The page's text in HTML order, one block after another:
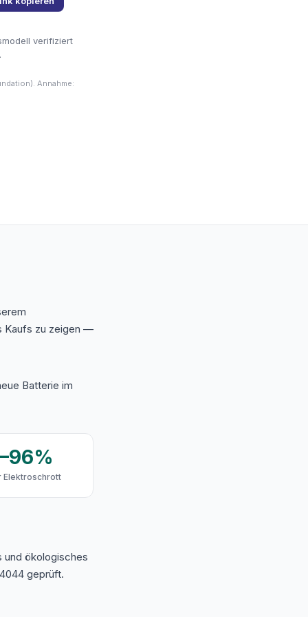
verifiziert
.
Annahme:
Kaufs zu zeigen —
Batterie im
Elektroschrott
ökologisches
geprüft.